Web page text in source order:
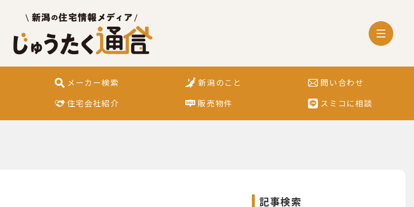
メーカー検索
住宅会社紹介
新潟のこと
販売物件
問い合わせ
スミコに相談
記事検索